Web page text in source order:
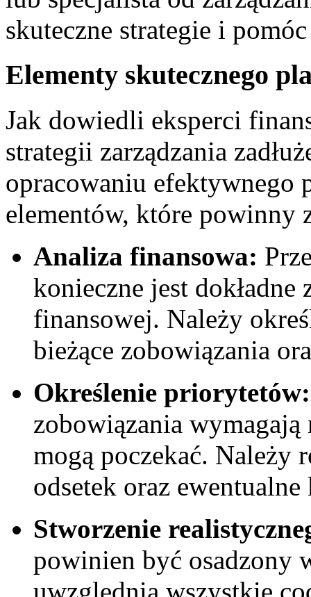
‍skuteczne strategie i
Elementy skutecznego
Jak dowiedli eksperci
⁢strategii⁢ zarządzania
opracowaniu efektywnego
⁢elementów,​ które powinny
Analiza finansowa:
konieczne jest
finansowej. Należy
bieżące zobowiązania
Określenie priorytetów:
zobowiązania wymagają⁤
mogą poczekać. Należy
odsetek oraz
Stworzenie
powinien być osadzony
uwzględnia wszystkie